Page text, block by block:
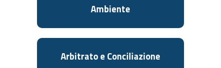
Ambiente
Arbitrato e Conciliazione